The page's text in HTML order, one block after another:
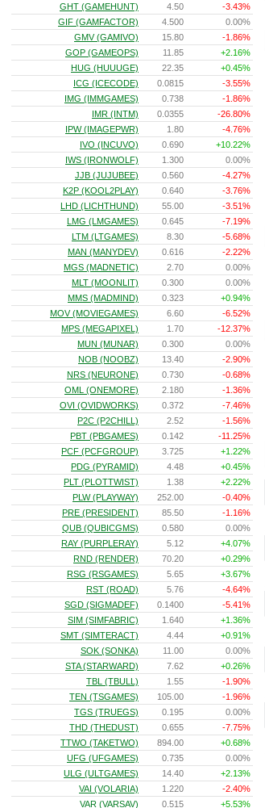
GHT (GAMEHUNT)
4.50
-3.43%
GIF (GAMFACTOR)
4.500
0.00%
GMV (GAMIVO)
15.80
-1.86%
GOP (GAMEOPS)
11.85
+2.16%
HUG (HUUUGE)
22.35
+0.45%
ICG (ICECODE)
0.0815
-3.55%
IMG (IMMGAMES)
0.738
-1.86%
IMR (INTM)
0.0355
-26.80%
IPW (IMAGEPWR)
1.80
-4.76%
IVO (INCUVO)
0.690
+10.22%
IWS (IRONWOLF)
1.300
0.00%
JJB (JUJUBEE)
0.560
-4.27%
K2P (KOOL2PLAY)
0.640
-3.76%
LHD (LICHTHUND)
55.00
-3.51%
LMG (LMGAMES)
0.645
-7.19%
LTM (LTGAMES)
8.30
-5.68%
MAN (MANYDEV)
0.616
-2.22%
MGS (MADNETIC)
2.70
0.00%
MLT (MOONLIT)
0.300
0.00%
MMS (MADMIND)
0.323
+0.94%
MOV (MOVIEGAMES)
6.60
-6.52%
MPS (MEGAPIXEL)
1.70
-12.37%
MUN (MUNAR)
0.300
0.00%
NOB (NOOBZ)
13.40
-2.90%
NRS (NEURONE)
0.730
-0.68%
OML (ONEMORE)
2.180
-1.36%
OVI (OVIDWORKS)
0.372
-7.46%
P2C (P2CHILL)
2.52
-1.56%
PBT (PBGAMES)
0.142
-11.25%
PCF (PCFGROUP)
3.725
+1.22%
PDG (PYRAMID)
4.48
+0.45%
PLT (PLOTTWIST)
1.38
+2.22%
PLW (PLAYWAY)
252.00
-0.40%
PRE (PRESIDENT)
85.50
-1.16%
QUB (QUBICGMS)
0.580
0.00%
RAY (PURPLERAY)
5.12
+4.07%
RND (RENDER)
70.20
+0.29%
RSG (RSGAMES)
5.65
+3.67%
RST (ROAD)
5.76
-4.64%
SGD (SIGMADEF)
0.1400
-5.41%
SIM (SIMFABRIC)
1.640
+1.36%
SMT (SIMTERACT)
4.44
+0.91%
SOK (SONKA)
11.00
0.00%
STA (STARWARD)
7.62
+0.26%
TBL (TBULL)
1.55
-1.90%
TEN (TSGAMES)
105.00
-1.96%
TGS (TRUEGS)
0.195
0.00%
THD (THEDUST)
0.655
-7.75%
TTWO (TAKETWO)
894.00
+0.68%
UFG (UFGAMES)
0.735
0.00%
ULG (ULTGAMES)
14.40
+2.13%
VAI (VOLARIA)
1.220
-2.40%
VAR (VARSAV)
0.515 +5.53%